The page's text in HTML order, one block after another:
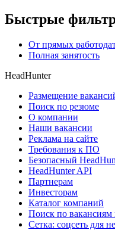
Быстрые
От прямых
Полная занятость
HeadHunter
Размещение
Поиск по резюме
О компании
Наши вакансии
Реклама на сайте
Требования к ПО
Безопасный
HeadHunter API
Партнерам
Инвесторам
Каталог компаний
Поиск по
Сетка: соцсеть для